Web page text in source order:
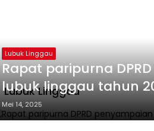
Lubuk Linggau
Lubuk Linggau
Rapat paripurna
lubuk linggau tahun
Mei 14, 2025